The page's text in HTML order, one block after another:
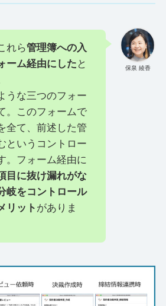
保泉 綾香
れら管理簿への入
ーム経由にした と
うな三つのフォー
。このフォームで
全て、前述した管
というコントロー
。フォーム経由に
目に抜け漏れがな
岐をコントロール
リット がありま